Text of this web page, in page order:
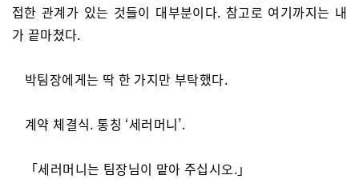
접한 관계가 있는 것들이 대부분이다. 참고로 여기까지는 내
가 끝마쳤다.
박팀장에게는 딱 한 가지만 부탁했다.
계약 체결식. 통칭 ‘세러머니’.
「세러머니는 팀장님이 맡아 주십시오.」